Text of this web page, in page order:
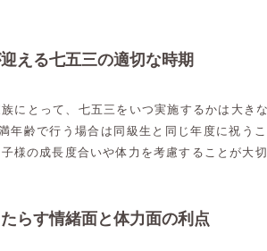
える七五三の適切な時期
にとって、七五三をいつ実施するかは大き
年齢で行う場合は同級生と同じ年度に祝う
様の成長度合いや体力を考慮することが大切
らす情緒面と体力面の利点